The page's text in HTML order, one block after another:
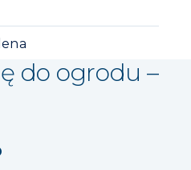
do ogrodu –